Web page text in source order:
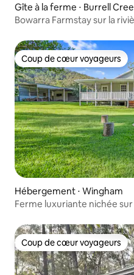
Gîte à la ferme ⋅ Burrell
Bowarra Farmstay sur la
Coup de cœur voyageurs
Coup de cœur voyageurs
Hébergement ⋅ Wingham
Ferme luxuriante nichée
Coup de cœur voyageurs
Coup de cœur voyageurs